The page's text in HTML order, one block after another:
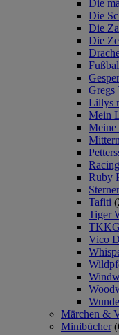
Die
Die
Die
Die
Gregs
Lillys
Mein
Meine
Ruby
Tafiti
Tiger
Vico
Märchen &
Minibücher